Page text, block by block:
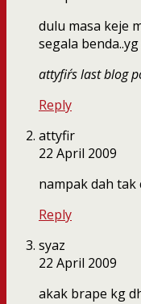
dulu masa keje
segala
attyfir´s last blog
Reply
attyfir
22 April 2009
nampak dah
Reply
syaz
22 April 2009
akak brape kg